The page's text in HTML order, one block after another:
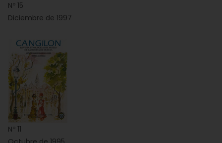
Nº 15
Diciembre de 1997
Nº 11